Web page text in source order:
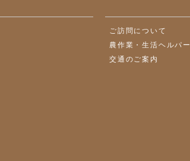
ご訪問について
農作業・生活ヘルパー
交通のご案内